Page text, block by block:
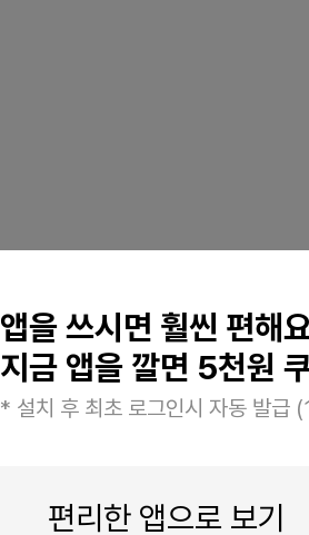
앱을 쓰시면 훨씬 편해
지금 앱을 깔면 5천원
* 설치 후 최초 로그인시 자동 발급
편리한 앱으로 보기